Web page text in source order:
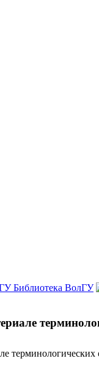
Библиотека ВолГУ
терминологических